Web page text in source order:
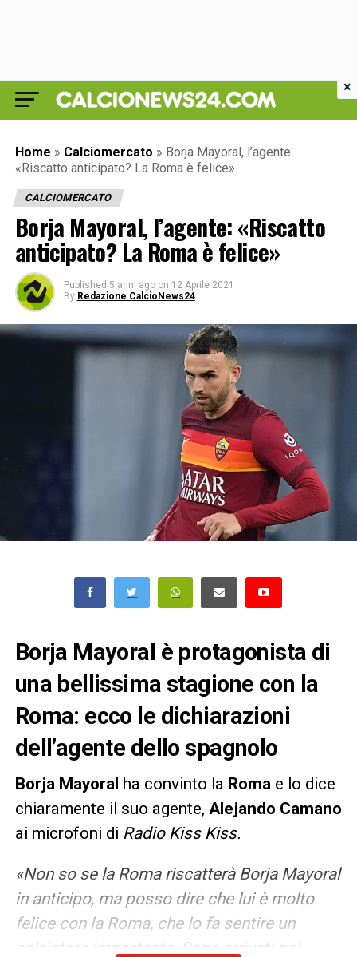
Home » Calciomercato » Borja Mayoral, l’agente:
«Riscatto anticipato? La Roma è felice»
CALCIOMERCATO
Borja Mayoral, l’agente: «Riscatto
anticipato? La Roma è felice»
Published 5 anni ago on 12 Aprile 2021
By Redazione CalcioNews24
Borja Mayoral è protagonista di
una bellissima stagione con la
Roma: ecco le dichiarazioni
dell’agente dello spagnolo
Borja Mayoral ha convinto la Roma e lo dice
chiaramente il suo agente, Alejando Camano
ai microfoni di Radio Kiss Kiss.
«Non so se la Roma riscatterà Borja Mayoral
in anticipo, ma posso dire che lui è molto
felice con la Roma, che lo fa sentire un
calciatore importante. Sono arrivati gol,
×